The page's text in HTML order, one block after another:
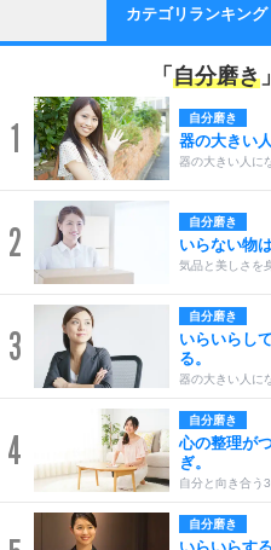
カテゴリランキング
「 自分磨き
1 自分磨き
器の大きい
器の大きい人に
2 自分磨き
いらない物
気品と美しさを
3
自分磨き
いらいらし
る。
器の大きい人に
4
自分磨き
心の整理が
ぎ。
自分と向き合う
自分磨き